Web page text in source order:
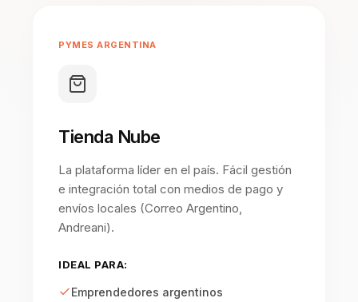
PYMES ARGENTINA
Tienda Nube
La plataforma líder en el país. Fácil gestión
e integración total con medios de pago y
envíos locales (Correo Argentino,
Andreani).
IDEAL PARA:
Emprendedores argentinos